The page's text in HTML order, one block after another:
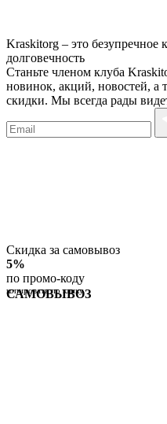
Kraskitorg – это безупречное
долговечность
Станьте членом клуба
новинок, акций, новостей, а
скидки. Мы всегда рады
Скидка за самовывоз
5%
по промо-коду
копировать по клику
САМОВЫВОЗ